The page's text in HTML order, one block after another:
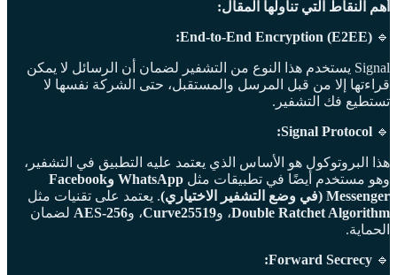
أهم النقاط التي تناولها المقال:
🔹
End-to-End Encryption (E2EE):
Signal يستخدم هذا النوع من التشفير لضمان أن الرسائل لا يمكن
قراءتها إلا من قبل المرسل والمستقبل، حتى الشركة نفسها لا
تستطيع فك التشفير.
🔹
Signal Protocol:
هذا البروتوكول هو الأساس الذي يعتمد عليه التطبيق في التشفير،
وهو مستخدم أيضًا في تطبيقات مثل
WhatsApp وFacebook
Messenger (في وضع التشفير الاختياري)
. يعتمد على تقنيات مثل
Double Ratchet Algorithm، وCurve25519، وAES-256 لضمان
الحماية.
🔹
Forward Secrecy: